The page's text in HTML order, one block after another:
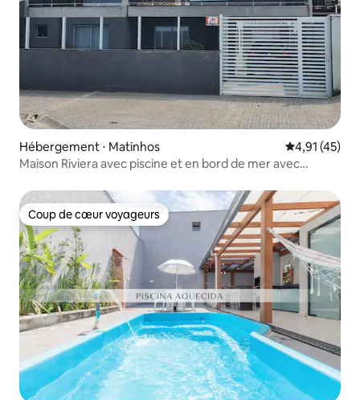
Hébergement ⋅ Matinhos Évaluation
4,91 (45)
Maison Riviera avec piscine et en bord de mer avec
Coup de cœur voyageurs
Coup de cœur voyageurs